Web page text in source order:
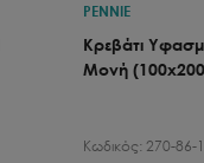
PENNIE
Κρεβάτι
Μονή
Κωδικός: 270-86-